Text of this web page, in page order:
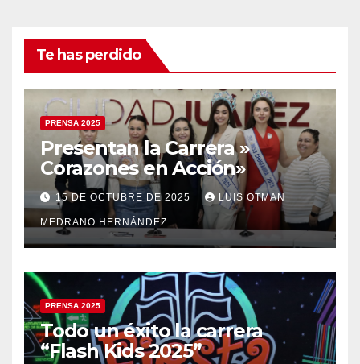
Te has perdido
PRENSA 2025
Presentan la Carrera »
Corazones en Acción»
15 DE OCTUBRE DE 2025 LUIS OTMAN
MEDRANO HERNÁNDEZ
PRENSA 2025
Todo un éxito la carrera
“Flash Kids 2025”